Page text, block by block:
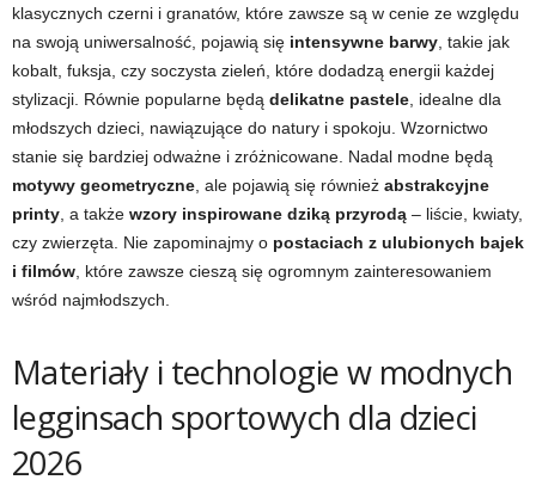
klasycznych czerni i granatów, które zawsze są w cenie ze względu
na swoją uniwersalność, pojawią się intensywne barwy , takie jak
kobalt, fuksja, czy soczysta zieleń, które dodadzą energii każdej
stylizacji. Równie popularne będą delikatne pastele , idealne dla
młodszych dzieci, nawiązujące do natury i spokoju. Wzornictwo
stanie się bardziej odważne i zróżnicowane. Nadal modne będą
motywy geometryczne , ale pojawią się również abstrakcyjne
printy , a także wzory inspirowane dziką przyrodą – liście, kwiaty,
czy zwierzęta. Nie zapominajmy o postaciach z ulubionych bajek
i filmów , które zawsze cieszą się ogromnym zainteresowaniem
wśród najmłodszych.
Materiały i technologie w modnych
legginsach sportowych dla dzieci
2026